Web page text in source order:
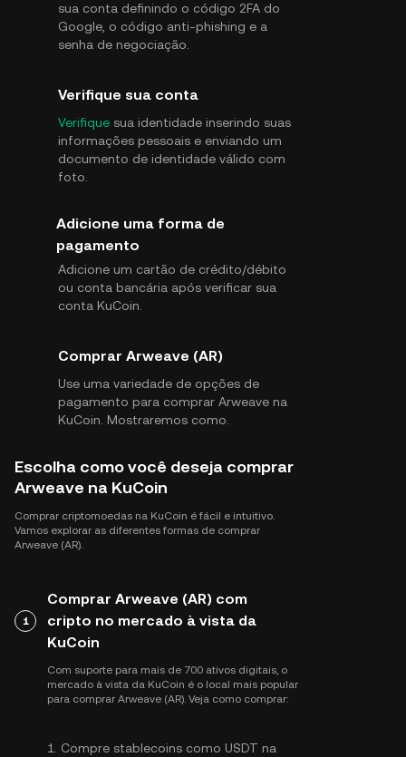
sua conta definindo o código 2FA do
Google, o código anti-phishing e a
senha de negociação.
Verifique sua conta
Verifique sua identidade inserindo suas
informações pessoais e enviando um
documento de identidade válido com
foto.
Adicione uma forma de
pagamento
Adicione um cartão de crédito/débito
ou conta bancária após verificar sua
conta KuCoin.
Comprar Arweave (AR)
Use uma variedade de opções de
pagamento para comprar Arweave na
KuCoin. Mostraremos como.
Escolha como você deseja comprar
Arweave na KuCoin
Comprar criptomoedas na KuCoin é fácil e intuitivo.
Vamos explorar as diferentes formas de comprar
Arweave (AR).
1
Comprar Arweave (AR) com
cripto no mercado à vista da
KuCoin
Com suporte para mais de 700 ativos digitais, o
mercado à vista da KuCoin é o local mais popular
para comprar Arweave (AR). Veja como comprar:
1. Compre stablecoins como USDT na